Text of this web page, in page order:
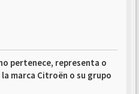
pertenece, representa o
marca Citroën o su grupo